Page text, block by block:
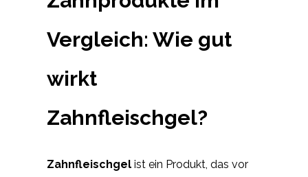
Vergleich: Wie gut
wirkt
Zahnfleischgel?
Zahnfleischgel ist ein Produkt, das vor